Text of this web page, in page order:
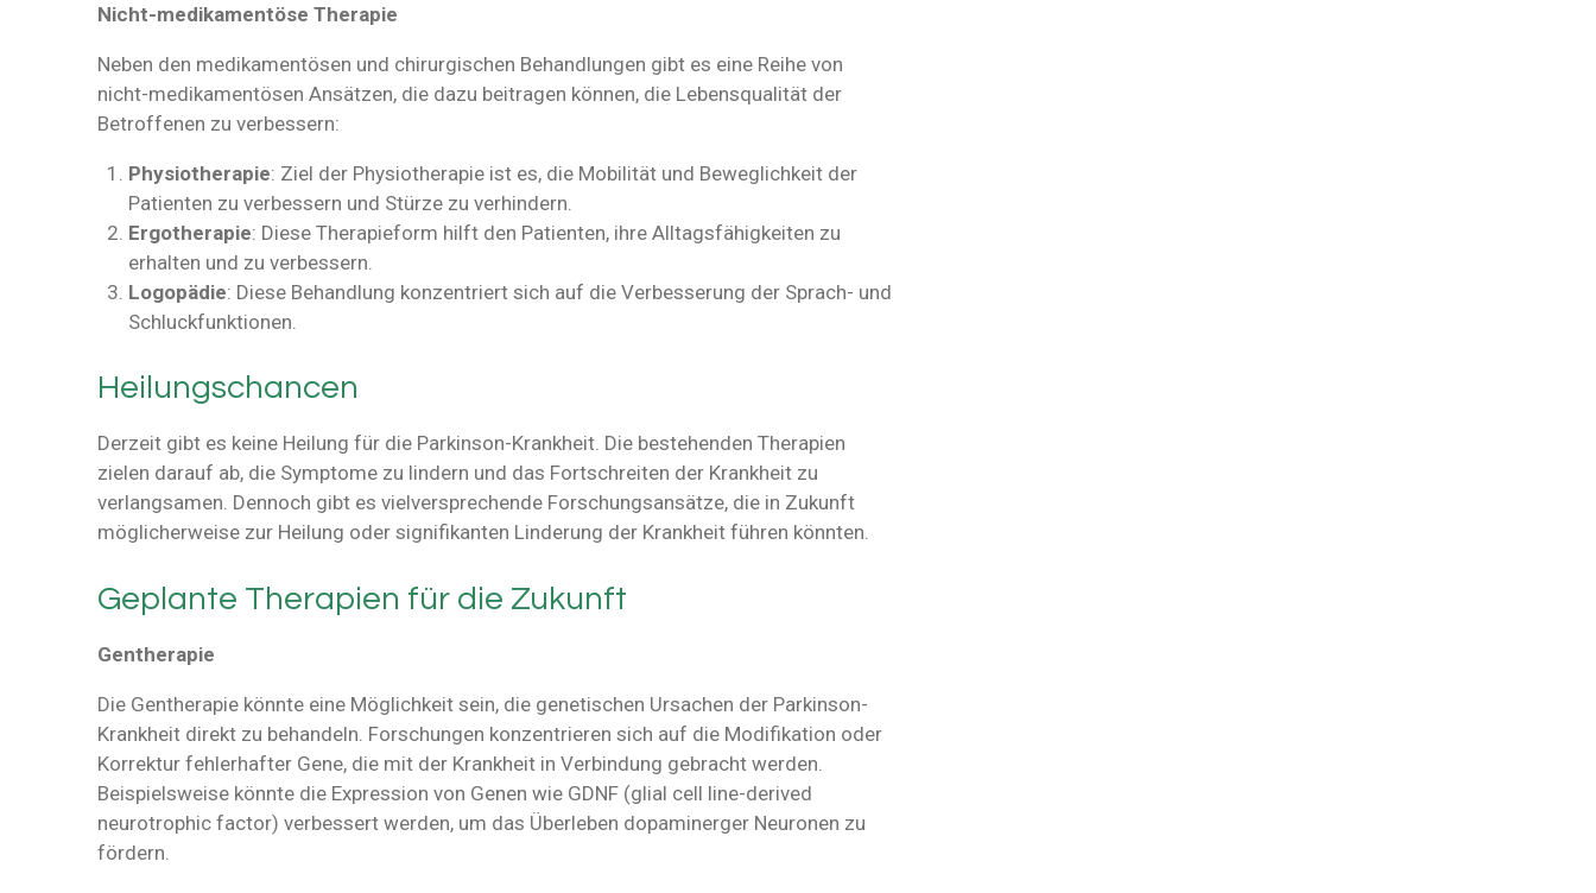
Nicht-medikamentöse Therapie
Neben den medikamentösen und chirurgischen Behandlungen gibt es eine Reihe von
nicht-medikamentösen Ansätzen, die dazu beitragen können, die Lebensqualität der
Betroffenen zu verbessern:
Physiotherapie: Ziel der Physiotherapie ist es, die Mobilität und Beweglichkeit der
Patienten zu verbessern und Stürze zu verhindern.
Ergotherapie: Diese Therapieform hilft den Patienten, ihre Alltagsfähigkeiten zu
erhalten und zu verbessern.
Logopädie: Diese Behandlung konzentriert sich auf die Verbesserung der Sprach- und
Schluckfunktionen.
Heilungschancen
Derzeit gibt es keine Heilung für die Parkinson-Krankheit. Die bestehenden Therapien
zielen darauf ab, die Symptome zu lindern und das Fortschreiten der Krankheit zu
verlangsamen. Dennoch gibt es vielversprechende Forschungsansätze, die in Zukunft
möglicherweise zur Heilung oder signifikanten Linderung der Krankheit führen könnten.
Geplante Therapien für die Zukunft
Gentherapie
Die Gentherapie könnte eine Möglichkeit sein, die genetischen Ursachen der Parkinson-
Krankheit direkt zu behandeln. Forschungen konzentrieren sich auf die Modifikation oder
Korrektur fehlerhafter Gene, die mit der Krankheit in Verbindung gebracht werden.
Beispielsweise könnte die Expression von Genen wie GDNF (glial cell line-derived
neurotrophic factor) verbessert werden, um das Überleben dopaminerger Neuronen zu
fördern.